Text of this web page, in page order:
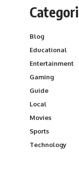
Blog
Educational
Entertainment
Gaming
Guide
Local
Movies
Sports
Technology